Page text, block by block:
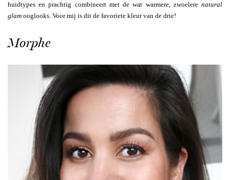
huidtypes en prachtig combineert met de wat warmere, zwoelere natural
glam ooglooks. Voor mij is dit de favoriete kleur van de drie!
Morphe